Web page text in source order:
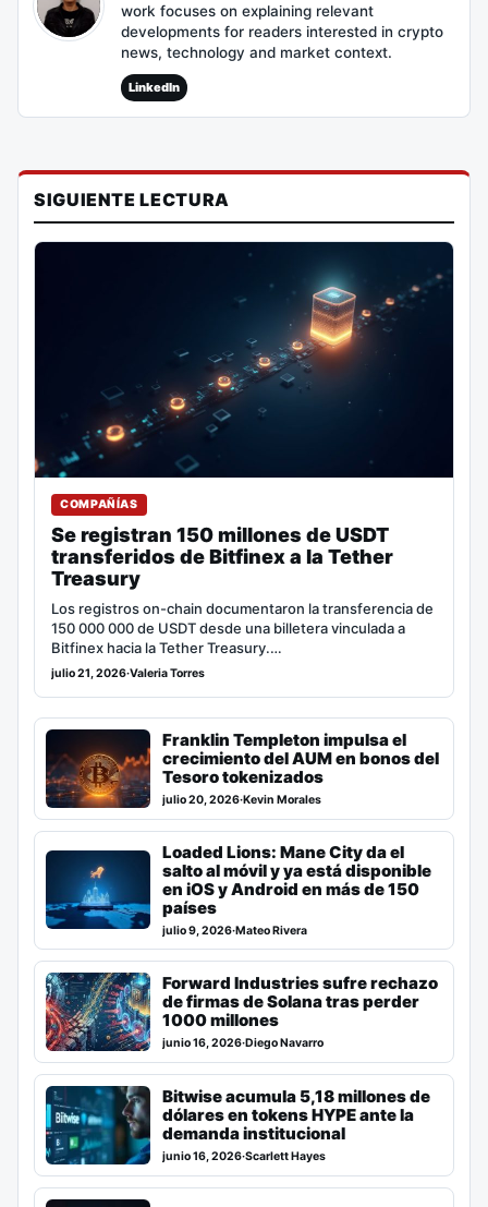
work focuses on explaining relevant
developments for readers interested in crypto
news, technology and market context.
LinkedIn
SIGUIENTE LECTURA
COMPAÑÍAS
Se registran 150 millones de USDT
transferidos de Bitfinex a la Tether
Treasury
Los registros on-chain documentaron la transferencia de
150 000 000 de USDT desde una billetera vinculada a
Bitfinex hacia la Tether Treasury.…
julio 21, 2026·Valeria Torres
Franklin Templeton impulsa el
crecimiento del AUM en bonos del
Tesoro tokenizados
julio 20, 2026·Kevin Morales
Loaded Lions: Mane City da el
salto al móvil y ya está disponible
en iOS y Android en más de 150
países
julio 9, 2026·Mateo Rivera
Forward Industries sufre rechazo
de firmas de Solana tras perder
1000 millones
junio 16, 2026·Diego Navarro
Bitwise acumula 5,18 millones de
dólares en tokens HYPE ante la
demanda institucional
junio 16, 2026·Scarlett Hayes